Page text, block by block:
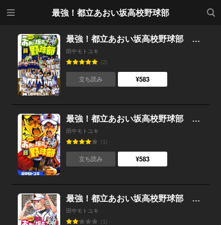
最強！都立あおい坂高校野球部
検索
最強！都立あおい坂高校野球部 （26）
田中モトユキ
(2)
立ち読み ¥583
最強！都立あおい坂高校野球部 （25）
田中モトユキ
(1)
立ち読み ¥583
最強！都立あおい坂高校野球部 （24）
田中モトユキ
(1)